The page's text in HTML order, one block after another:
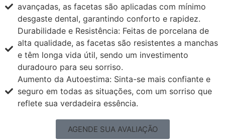
avançadas, as facetas são aplicadas com mínimo
desgaste dental, garantindo conforto e rapidez.
Durabilidade e Resistência: Feitas de porcelana de
alta qualidade, as facetas são resistentes a manchas
e têm longa vida útil, sendo um investimento
duradouro para seu sorriso.
Aumento da Autoestima: Sinta-se mais confiante e
seguro em todas as situações, com um sorriso que
reflete sua verdadeira essência.
AGENDE SUA AVALIAÇÃO